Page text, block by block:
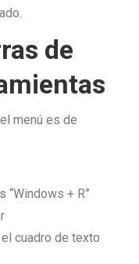
de
menú es de
“Windows + R”
cuadro de texto